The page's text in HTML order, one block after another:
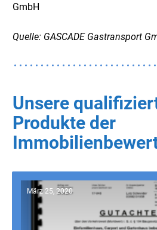
GmbH
Quelle: GASCADE Gastransport
Unsere
Produkte der
März 25, 2020